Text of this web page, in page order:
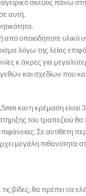
σκεύος πάνω
αυτή.
οποιοδήποτε υλικό
λόγω της λείας
κ άκρες για
και σχεδίων που
και η κρέμαση είναι
του τραπεζιού θα
Σε αντίθετη
μεγάλη πιθανότητα
βίδες, θα πρέπει να